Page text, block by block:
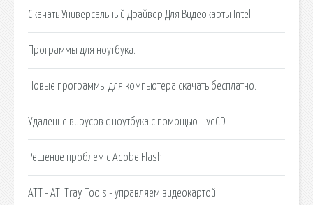
Скачать Универсальный Драйвер Для Видеокарты Intel.
Программы для ноутбука.
Новые программы для компьютера скачать бесплатно.
Удаление вирусов с ноутбука с помощью LiveCD.
Решение проблем с Adobe Flash.
ATT - ATI Tray Tools - управляем видеокартой.